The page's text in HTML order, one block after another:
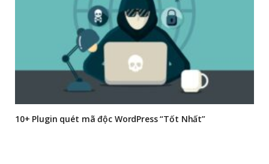
10+ Plugin quét mã độc WordPress “Tốt Nhất”